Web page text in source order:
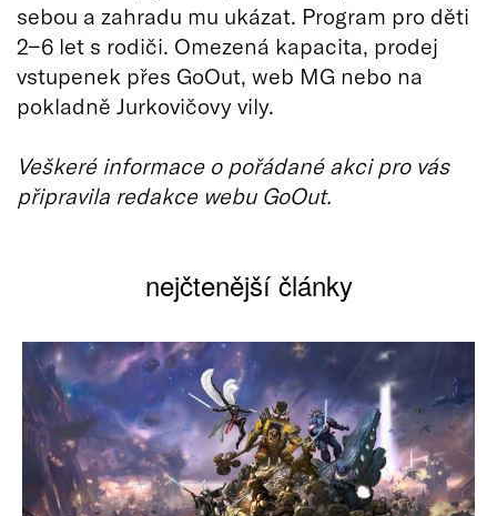
sebou a zahradu mu ukázat. Program pro děti
2−6 let s rodiči. Omezená kapacita, prodej
vstupenek přes GoOut, web MG nebo na
pokladně Jurkovičovy vily.
Veškeré informace o pořádané akci pro vás
připravila redakce webu GoOut.
nejčtenější články